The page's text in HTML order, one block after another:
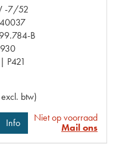
-7/52
B
P421
btw)
Info
Niet op voorraad
Mail ons